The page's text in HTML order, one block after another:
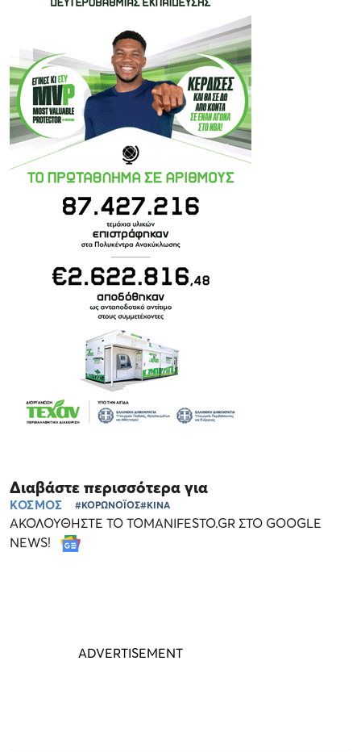
Διαβάστε περισσότερα για
ΚΟΣΜΟΣ #ΚΟΡΩΝΟΪΟΣ#ΚΙΝΑ
ΑΚΟΛΟΥΘΗΣΤΕ ΤΟ TOMANIFESTO.GR ΣΤΟ GOOGLE
NEWS!